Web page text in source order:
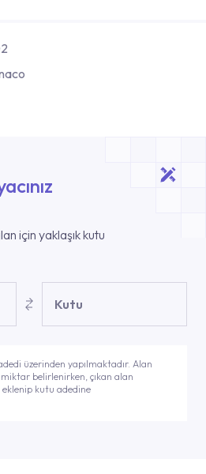
için yaklaşık kutu
Kutu
üzerinden yapılmaktadır. Alan
belirlenirken, çıkan alan
eklenip kutu adedine